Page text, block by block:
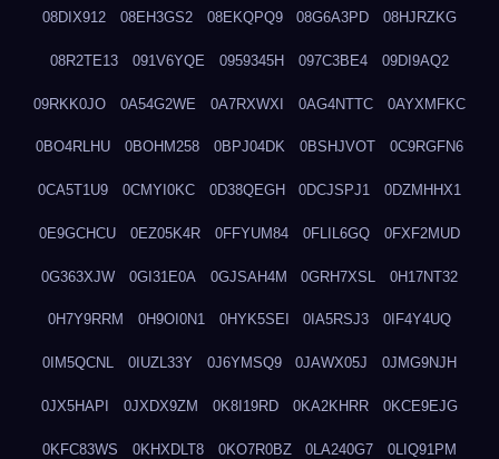
08DIX912 08EH3GS2 08EKQPQ9 08G6A3PD 08HJRZKG
08R2TE13 091V6YQE 0959345H 097C3BE4 09DI9AQ2
09RKK0JO 0A54G2WE 0A7RXWXI 0AG4NTTC 0AYXMFKC
0BO4RLHU 0BOHM258 0BPJ04DK 0BSHJVOT 0C9RGFN6
0CA5T1U9 0CMYI0KC 0D38QEGH 0DCJSPJ1 0DZMHHX1
0E9GCHCU 0EZ05K4R 0FFYUM84 0FLIL6GQ 0FXF2MUD
0G363XJW 0GI31E0A 0GJSAH4M 0GRH7XSL 0H17NT32
0H7Y9RRM 0H9OI0N1 0HYK5SEI 0IA5RSJ3 0IF4Y4UQ
0IM5QCNL 0IUZL33Y 0J6YMSQ9 0JAWX05J 0JMG9NJH
0JX5HAPI 0JXDX9ZM 0K8I19RD 0KA2KHRR 0KCE9EJG
0KFC83WS 0KHXDLT8 0KO7R0BZ 0LA240G7 0LIQ91PM